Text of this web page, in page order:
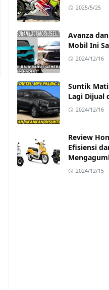
2025/5/25
Avanza
Mobil Ini
2024/12/16
Suntik
Lagi Dijual
2024/12/16
Review
Efisiensi
2024/12/15